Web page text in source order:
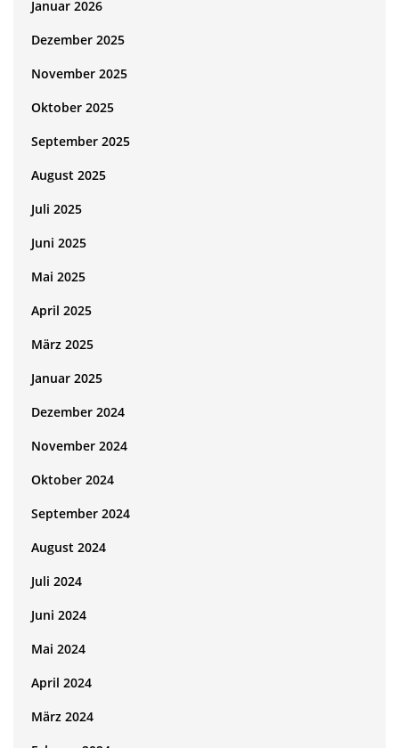
Januar 2026
Dezember 2025
November 2025
Oktober 2025
September 2025
August 2025
Juli 2025
Juni 2025
Mai 2025
April 2025
März 2025
Januar 2025
Dezember 2024
November 2024
Oktober 2024
September 2024
August 2024
Juli 2024
Juni 2024
Mai 2024
April 2024
März 2024